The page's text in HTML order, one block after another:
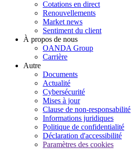
Cotations en direct
Renouvellements
Market news
Sentiment du client
À propos de nous
OANDA Group
Carrière
Autre
Documents
Actualité
Cybersécurité
Mises à jour
Clause de non-responsabilité
Informations juridiques
Politique de confidentialité
Déclaration d'accessibilité
Paramètres des cookies